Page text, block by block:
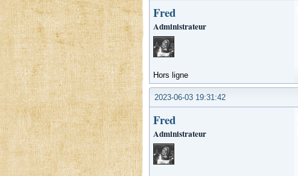
Fred
Administrateur
Hors ligne
2023-06-03 19:31:42
Fred
Administrateur